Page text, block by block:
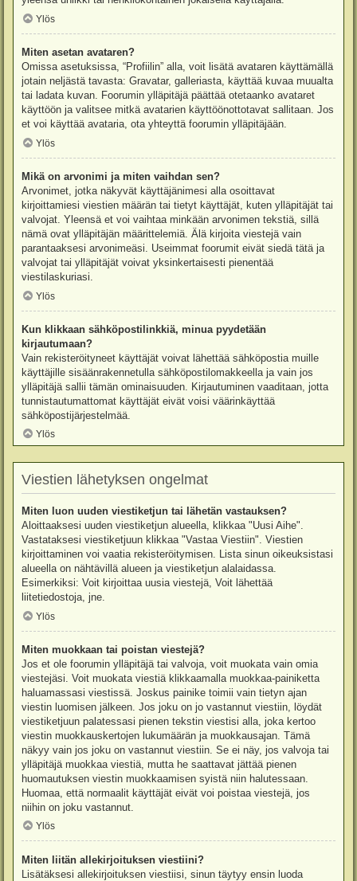
Ylös
Miten asetan avataren?
Omissa asetuksissa, “Profiilin” alla, voit lisätä avataren käyttämällä
jotain neljästä tavasta: Gravatar, galleriasta, käyttää kuvaa muualta
tai ladata kuvan. Foorumin ylläpitäjä päättää otetaanko avataret
käyttöön ja valitsee mitkä avatarien käyttöönottotavat sallitaan. Jos
et voi käyttää avataria, ota yhteyttä foorumin ylläpitäjään.
Ylös
Mikä on arvonimi ja miten vaihdan sen?
Arvonimet, jotka näkyvät käyttäjänimesi alla osoittavat
kirjoittamiesi viestien määrän tai tietyt käyttäjät, kuten ylläpitäjät tai
valvojat. Yleensä et voi vaihtaa minkään arvonimen tekstiä, sillä
nämä ovat ylläpitäjän määrittelemiä. Älä kirjoita viestejä vain
parantaaksesi arvonimeäsi. Useimmat foorumit eivät siedä tätä ja
valvojat tai ylläpitäjät voivat yksinkertaisesti pienentää
viestilaskuriasi.
Ylös
Kun klikkaan sähköpostilinkkiä, minua pyydetään
kirjautumaan?
Vain rekisteröityneet käyttäjät voivat lähettää sähköpostia muille
käyttäjille sisäänrakennetulla sähköpostilomakkeella ja vain jos
ylläpitäjä sallii tämän ominaisuuden. Kirjautuminen vaaditaan, jotta
tunnistautumattomat käyttäjät eivät voisi väärinkäyttää
sähköpostijärjestelmää.
Ylös
Viestien lähetyksen ongelmat
Miten luon uuden viestiketjun tai lähetän vastauksen?
Aloittaaksesi uuden viestiketjun alueella, klikkaa "Uusi Aihe".
Vastataksesi viestiketjuun klikkaa "Vastaa Viestiin". Viestien
kirjoittaminen voi vaatia rekisteröitymisen. Lista sinun oikeuksistasi
alueella on nähtävillä alueen ja viestiketjun alalaidassa.
Esimerkiksi: Voit kirjoittaa uusia viestejä, Voit lähettää
liitetiedostoja, jne.
Ylös
Miten muokkaan tai poistan viestejä?
Jos et ole foorumin ylläpitäjä tai valvoja, voit muokata vain omia
viestejäsi. Voit muokata viestiä klikkaamalla muokkaa-painiketta
haluamassasi viestissä. Joskus painike toimii vain tietyn ajan
viestin luomisen jälkeen. Jos joku on jo vastannut viestiin, löydät
viestiketjuun palatessasi pienen tekstin viestisi alla, joka kertoo
viestin muokkauskertojen lukumäärän ja muokkausajan. Tämä
näkyy vain jos joku on vastannut viestiin. Se ei näy, jos valvoja tai
ylläpitäjä muokkaa viestiä, mutta he saattavat jättää pienen
huomautuksen viestin muokkaamisen syistä niin halutessaan.
Huomaa, että normaalit käyttäjät eivät voi poistaa viestejä, jos
niihin on joku vastannut.
Ylös
Miten liitän allekirjoituksen viestiini?
Lisätäksesi allekirjoituksen viestiisi, sinun täytyy ensin luoda